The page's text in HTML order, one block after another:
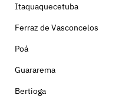
Itaquaquecetuba
Ferraz de Vasconcelos
Poá
Guararema
Bertioga